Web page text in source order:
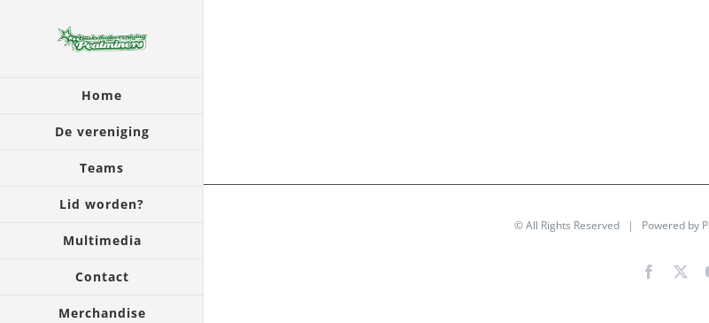
Home
De vereniging
Teams
Lid worden?
Multimedia
Contact
Merchandise
© All Rights Reserved | Powered by
Facebook